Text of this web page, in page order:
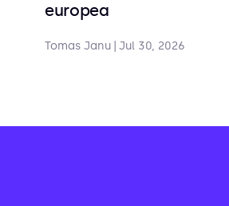
europea
Tomas Janu Jul 30, 2026